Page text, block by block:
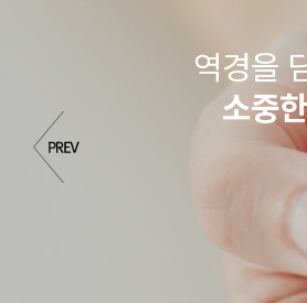
역경을
소중